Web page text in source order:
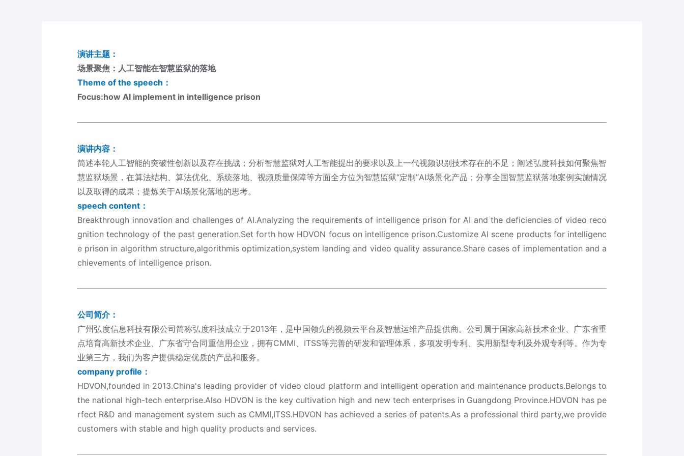
演讲主题：
场景聚焦：人工智能在智慧监狱的落地
Theme of the speech：
Focus:how AI implement in intelligence prison
演讲内容：
简述本轮人工智能的突破性创新以及存在挑战；分析智慧监狱对人工智能提出的要求以及上一代视频识别技术存在的不足；阐述弘度科技如何聚焦智
慧监狱场景，在算法结构、算法优化、系统落地、视频质量保障等方面全方位为智慧监狱“定制”AI场景化产品；分享全国智慧监狱落地案例实施情况
以及取得的成果；提炼关于AI场景化落地的思考。
speech content：
Breakthrough innovation and challenges of AI.Analyzing the requirements of intelligence prison for AI and the deficiencies of video reco
gnition technology of the past generation.Set forth how HDVON focus on intelligence prison.Customize AI scene products for intelligenc
e prison in algorithm structure,algorithmis optimization,system landing and video quality assurance.Share cases of implementation and a
chievements of intelligence prison.
公司简介：
广州弘度信息科技有限公司简称弘度科技成立于2013年，是中国领先的视频云平台及智慧运维产品提供商。公司属于国家高新技术企业、广东省重
点培育高新技术企业、广东省守合同重信用企业，拥有CMMI、ITSS等完善的研发和管理体系，多项发明专利、实用新型专利及外观专利等。作为专
业第三方，我们为客户提供稳定优质的产品和服务。
company profile：
HDVON,founded in 2013.China's leading provider of video cloud platform and intelligent operation and maintenance products.Belongs to
the national high-tech enterprise.Also HDVON is the key cultivation high and new tech enterprises in Guangdong Province.HDVON has pe
rfect R&D and management system such as CMMI,ITSS.HDVON has achieved a series of patents.As a professional third party,we provide
customers with stable and high quality products and services.